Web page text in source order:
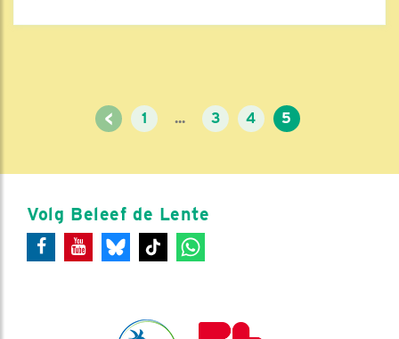
< 1 ... 3 4 5
Volg Beleef de Lente